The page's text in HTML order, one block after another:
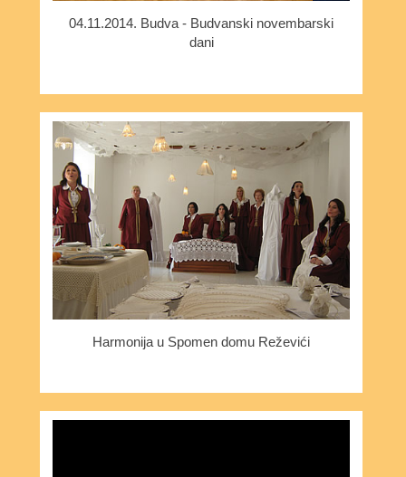
04.11.2014. Budva - Budvanski novembarski
dani
Harmonija u Spomen domu Reževići